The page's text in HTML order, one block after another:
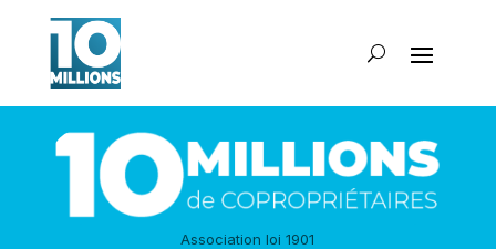
Association loi 1901